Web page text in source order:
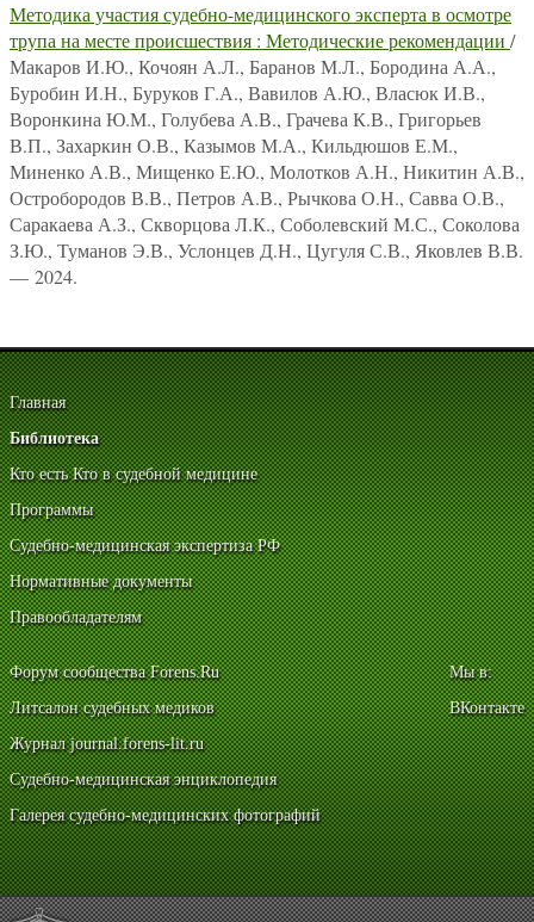
Методика участия судебно-медицинского эксперта в осмотре
трупа на месте происшествия : Методические рекомендации /
Макаров И.Ю., Кочоян А.Л., Баранов М.Л., Бородина А.А.,
Буробин И.Н., Буруков Г.А., Вавилов А.Ю., Власюк И.В.,
Воронкина Ю.М., Голубева А.В., Грачева К.В., Григорьев
В.П., Захаркин О.В., Казымов М.А., Кильдюшов Е.М.,
Миненко А.В., Мищенко Е.Ю., Молотков А.Н., Никитин А.В.,
Остробородов В.В., Петров А.В., Рычкова О.Н., Савва О.В.,
Саракаева А.З., Скворцова Л.К., Соболевский М.С., Соколова
З.Ю., Туманов Э.В., Услонцев Д.Н., Цугуля С.В., Яковлев В.В.
— 2024.
Главная
Библиотека
Кто есть Кто в судебной медицине
Программы
Судебно-медицинская экспертиза РФ
Нормативные документы
Правообладателям
Форум сообщества Forens.Ru
Литсалон судебных медиков
Журнал journal.forens-lit.ru
Судебно-медицинская энциклопедия
Галерея судебно-медицинских фотографий
Мы в:
ВКонтакте